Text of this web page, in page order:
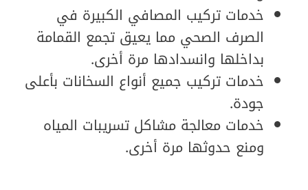
خدمات تركيب المصافي الكبيرة في
الصرف الصحي مما يعيق تجمع القمامة
بداخلها وانسدادها مرة أخرى.
خدمات تركيب جميع أنواع السخانات بأعلى
جودة.
خدمات معالجة مشاكل تسريبات المياه
ومنع حدوثها مرة أخرى.